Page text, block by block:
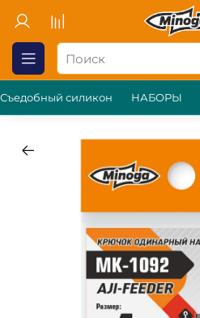
Съедобный силикон НАБОРЫ